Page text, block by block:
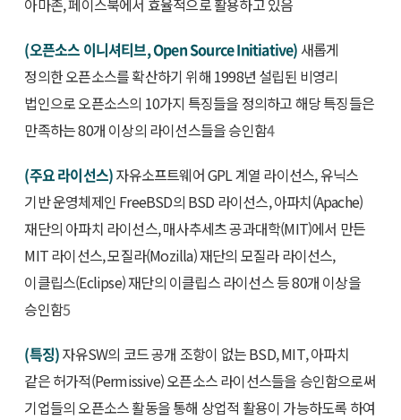
아마존, 페이스북에서 효율적으로 활용하고 있음
(오픈소스 이니셔티브, Open Source Initiative)새롭게
정의한 오픈소스를 확산하기 위해 1998년 설립된 비영리
법인으로 오픈소스의 10가지 특징들을 정의하고 해당 특징들은
만족하는 80개 이상의 라이선스들을 승인함4
(주요 라이선스)자유소프트웨어 GPL 계열 라이선스, 유닉스
기반 운영체제인 FreeBSD의 BSD 라이선스, 아파치(Apache)
재단의 아파치 라이선스, 매사추세츠 공과대학(MIT)에서 만든
MIT 라이선스, 모질라(Mozilla) 재단의 모질라 라이선스,
이클립스(Eclipse) 재단의 이클립스 라이선스 등 80개 이상을
승인함5
(특징)자유SW의 코드 공개 조항이 없는 BSD, MIT, 아파치
같은 허가적(Permissive) 오픈소스 라이선스들을 승인함으로써
기업들의 오픈소스 활동을 통해 상업적 활용이 가능하도록 하여